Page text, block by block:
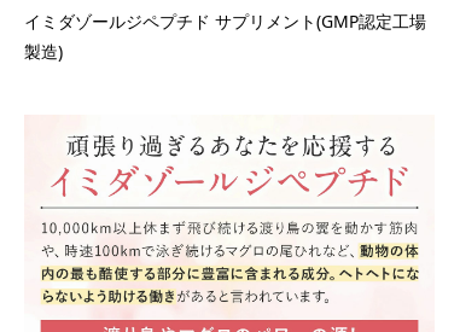
イミダゾールジペプチド サプリメント(GMP認定工場
製造)